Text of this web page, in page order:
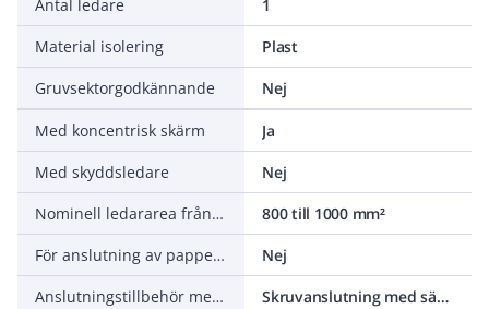
Antal ledare
1
Material isolering
Plast
Gruvsektorgodkännande
Nej
Med koncentrisk skärm
Ja
Med skyddsledare
Nej
Nominell ledararea från/till
800 till 1000 mm²
För anslutning av papper- till plastisolerade kablar
Nej
Anslutningstillbehör medföljer
Skruvanslutning med säkerhetshuvud